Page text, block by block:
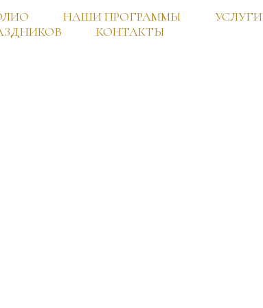
НАШИ ПРОГРАММЫ
УСЛУГИ
КОНТАКТЫ